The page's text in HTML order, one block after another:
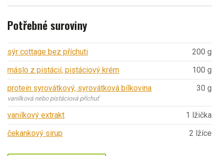
Potřebné suroviny
sýr cottage bez příchuti
200 g
máslo z pistácií, pistáciový krém
100 g
protein syrovátkový, syrovátková bílkovina
vanilková nebo pistáciová příchuť
30 g
vanilkový extrakt
1 lžička
čekankový sirup
2 lžíce